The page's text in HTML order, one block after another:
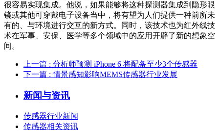
很容易实现集成。他说，如果能够将这种探测器集成到隐形眼
镜或其他可穿戴电子设备当中，将有望为人们提供一种前所未
有的、与环境进行交互的新方式。同时，该技术也为红外线技
术在军事、安保、医学等多个领域中的应用开辟了新的想象空
间。
上一篇 : 分析师预测 iPhone 6 将配备至少3个传感器
下一篇 : 情景感知影响MEMS传感器行业发展
新闻与资讯
传感器行业新闻
传感器相关资讯